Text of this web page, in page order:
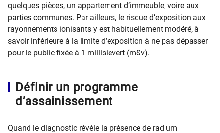
quelques pièces, un appartement d’immeub​le, voire aux
parties communes. Par ailleurs, le risque d’exposition aux
rayonnements ionisants y est habituellement modéré, à
savoir inférieure à la limite d’exposition à ne pas dépasser
pour le public fixée à 1 millisievert (mSv).
Définir un programme
d’assainissement
Quand le diagnostic révèle la présence de radium